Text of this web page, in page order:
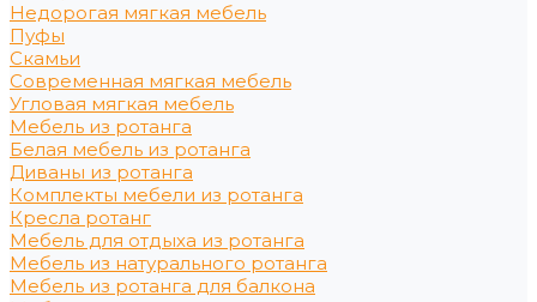
Недорогая мягкая мебель
Пуфы
Скамьи
Современная мягкая мебель
Угловая мягкая мебель
Мебель из ротанга
Белая мебель из ротанга
Диваны из ротанга
Комплекты мебели из ротанга
Кресла ротанг
Мебель для отдыха из ротанга
Мебель из натурального ротанга
Мебель из ротанга для балкона